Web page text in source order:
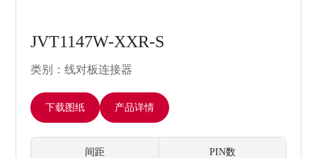
JVT1147W-XXR-S
类别：线对板连接器
下载图纸 产品详情
间距 PIN数